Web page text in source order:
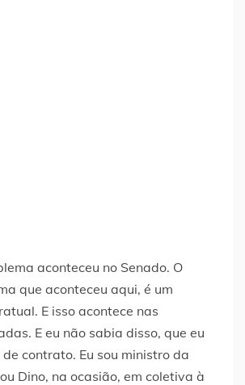
aconteceu no Senado. O
que aconteceu aqui, é um
E isso acontece nas
E eu não sabia disso, que eu
contrato. Eu sou ministro da
Dino, na ocasião, em coletiva à